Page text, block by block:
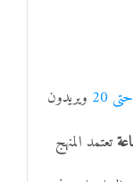
20
ويريدون
تعتمد المنهج